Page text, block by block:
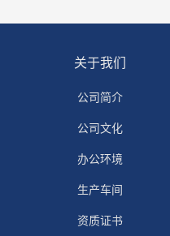
关于我们
公司简介
公司文化
办公环境
生产车间
资质证书